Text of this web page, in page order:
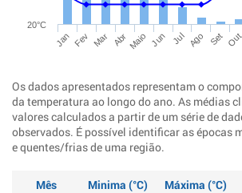
Jan Fev Mar Abr Maio Jun Jul Ago Set Out
20°C
Os dados apresentados representam o
da temperatura ao longo do ano. As médias
valores calculados a partir de um série de
observados. É possível identificar as épocas
e quentes/frias de uma região.
Mês Minima (°C) Máxima (°C)